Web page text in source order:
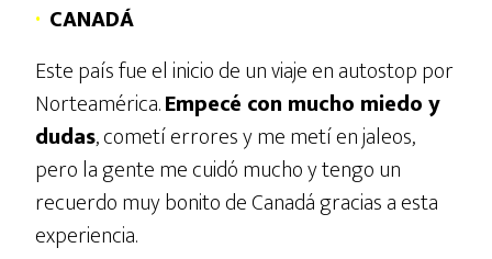
· CANADÁ
Este país fue el inicio de un viaje en autostop por
Norteamérica.Empecé con mucho miedo y
dudas, cometí errores y me metí en jaleos,
pero la gente me cuidó mucho y tengo un
recuerdo muy bonito de Canadá gracias a esta
experiencia.